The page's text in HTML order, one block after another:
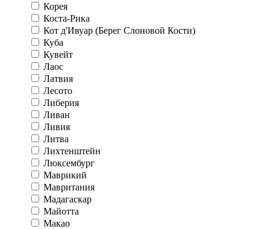
Корея
Коста-Рика
Кот д'Ивуар (Берег Слоновой Кости)
Куба
Кувейт
Лаос
Латвия
Лесото
Либерия
Ливан
Ливия
Литва
Лихтенштейн
Люксембург
Маврикий
Мавритания
Мадагаскар
Майотта
Макао